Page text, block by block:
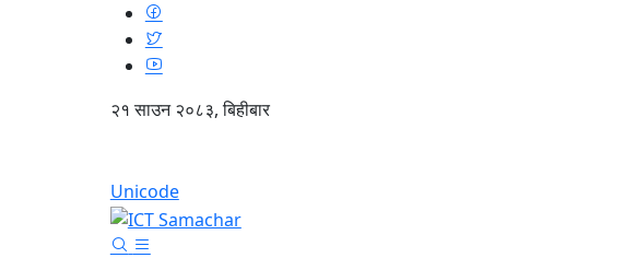
२१ साउन २०८३, बिहीबार
Unicode